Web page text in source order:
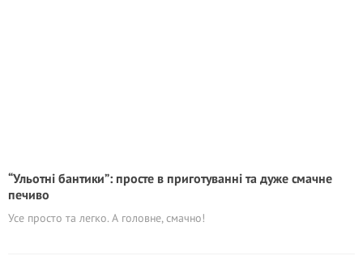
“Ульотні бантики”: просте в приготуванні та дуже смачне
печиво
Усе просто та легко. А головне, смачно!